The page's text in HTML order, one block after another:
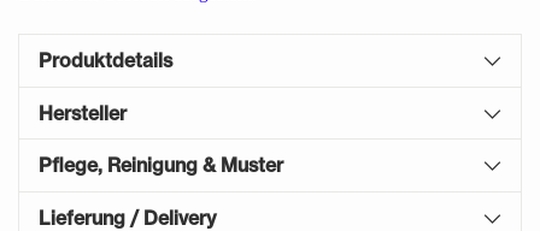
Produktdetails
Hersteller
Pflege, Reinigung & Muster
Lieferung / Delivery